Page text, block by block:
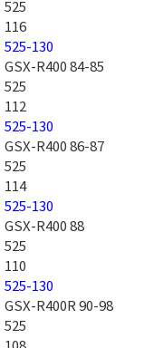
525
116
525-130
GSX-R400 84-85
525
112
525-130
GSX-R400 86-87
525
114
525-130
GSX-R400 88
525
110
525-130
GSX-R400R 90-98
525